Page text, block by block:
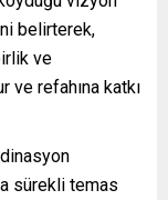
belirterek,
ve
refahına katkı
sürekli temas